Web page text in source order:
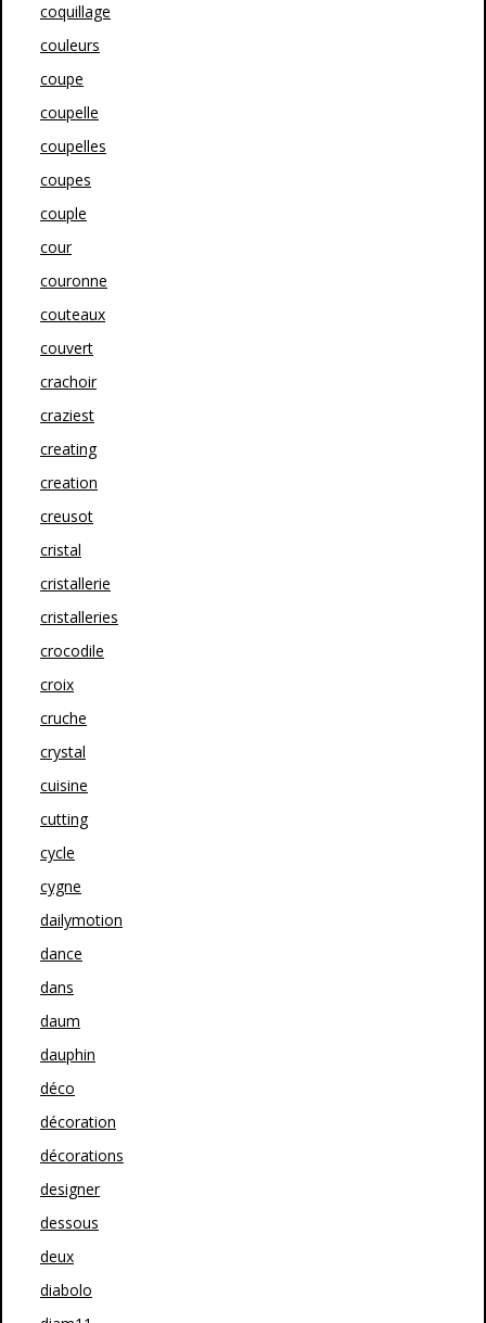
coquillage
couleurs
coupe
coupelle
coupelles
coupes
couple
cour
couronne
couteaux
couvert
crachoir
craziest
creating
creation
creusot
cristal
cristallerie
cristalleries
crocodile
croix
cruche
crystal
cuisine
cutting
cycle
cygne
dailymotion
dance
dans
daum
dauphin
déco
décoration
décorations
designer
dessous
deux
diabolo